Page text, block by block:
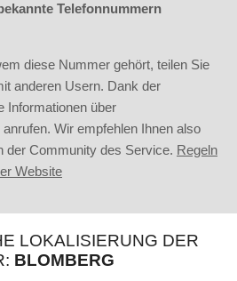
Telefonnummern
diese Nummer gehört, teilen Sie
anderen Usern. Dank der
Informationen über
Wir empfehlen Ihnen also
der Community des Service. Regeln
Website
LOKALISIERUNG DER
BLOMBERG